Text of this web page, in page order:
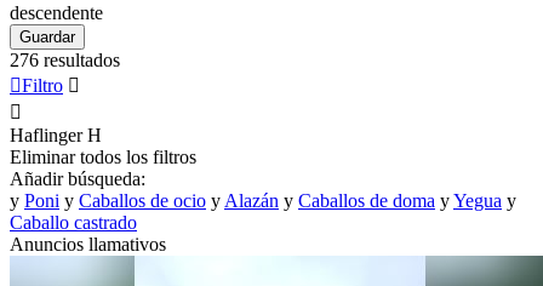
descendente
Guardar
276 resultados
Filtro 

Haflinger H
Eliminar todos los filtros
Añadir búsqueda:
y Poni y Caballos de ocio y Alazán y Caballos de doma yYegua y
Caballo castrado
Anuncios llamativos